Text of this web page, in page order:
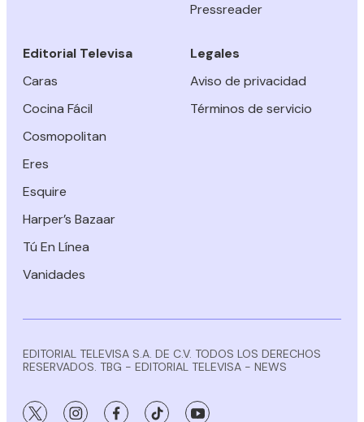
Pressreader
Editorial Televisa
Caras
Cocina Fácil
Cosmopolitan
Eres
Esquire
Harper’s Bazaar
Tú En Línea
Vanidades
Legales
Aviso de privacidad
Términos de servicio
EDITORIAL TELEVISA S.A. DE C.V. TODOS LOS DERECHOS
RESERVADOS. TBG - EDITORIAL TELEVISA - NEWS